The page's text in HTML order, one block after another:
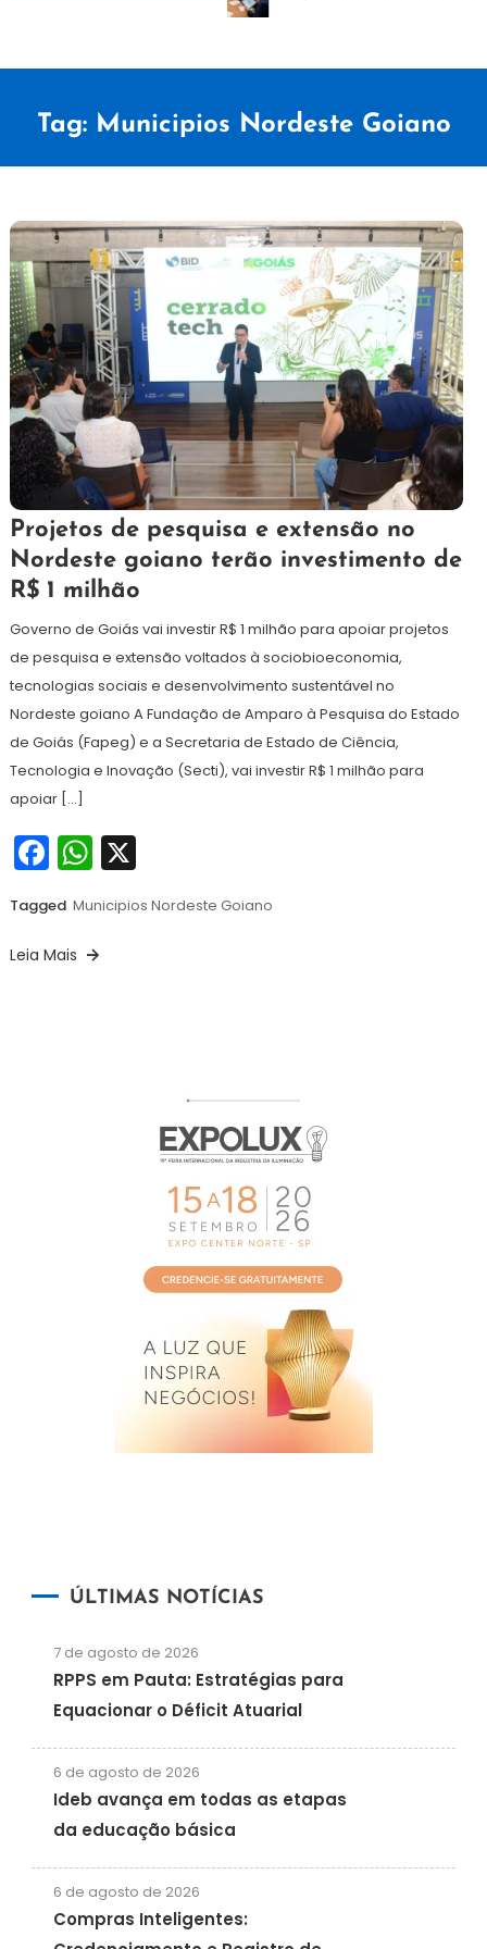
Tag: Municipios Nordeste Goiano
9
de
dezembro
de
Maurilio
Projetos de pesquisa e extensão no
Nordeste goiano terão investimento de
R$ 1 milhão
Governo de Goiás vai investir R$ 1 milhão para apoiar projetos
de pesquisa e extensão voltados à sociobioeconomia,
tecnologias sociais e desenvolvimento sustentável no
Nordeste goiano A Fundação de Amparo à Pesquisa do Estado
de Goiás (Fapeg) e a Secretaria de Estado de Ciência,
Tecnologia e Inovação (Secti), vai investir R$ 1 milhão para
apoiar […]
Facebook
WhatsApp
X
Tagged Municipios Nordeste Goiano
Leia Mais
ÚLTIMAS NOTÍCIAS
7 de agosto de 2026
RPPS em Pauta: Estratégias para
Equacionar o Déficit Atuarial
6 de agosto de 2026
Ideb avança em todas as etapas
da educação básica
6 de agosto de 2026
Compras Inteligentes: